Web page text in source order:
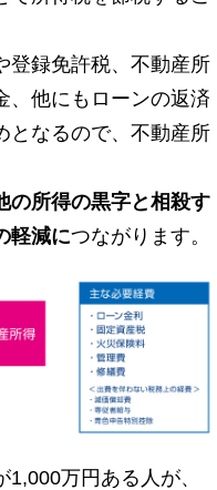
登録免許税、不動産所
、他にもローンの返済
となるので、不動産所
の所得の黒字と相殺す
軽減につながります。
万円ある人が、